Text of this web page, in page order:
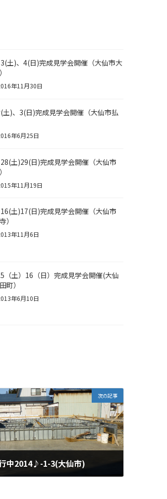
土)、4(日)完成見学会開催（大仙市大
年11月30日
土)、3(日)完成見学会開催（大仙市払
年6月25日
土)29(日)完成見学会開催（大仙市
年11月19日
土)17(日)完成見学会開催（大仙市
）
年11月6日
（土）16（日）完成見学会開催(大仙
町）
年6月10日
次の記事
中2014♪-1-3(大仙市)